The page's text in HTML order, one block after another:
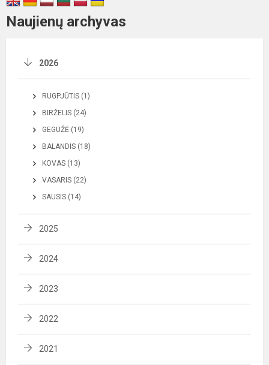
Naujienų archyvas
2026
RUGPJŪTIS (1)
BIRŽELIS (24)
GEGUŽĖ (19)
BALANDIS (18)
KOVAS (13)
VASARIS (22)
SAUSIS (14)
2025
2024
2023
2022
2021